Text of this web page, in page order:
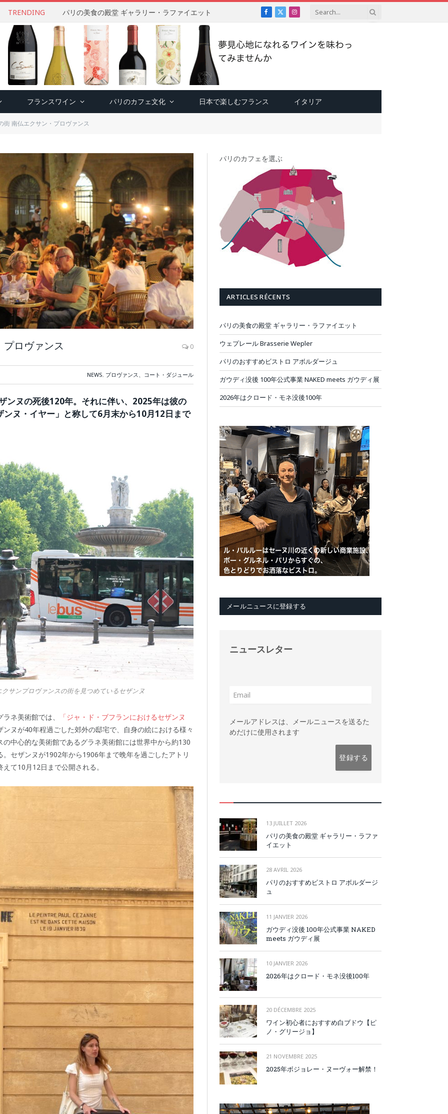
TRENDING パリの美食の殿堂 ギャラリー・ラファイエット Facebook
X
Instagram
フランスワイン パリのカフェ文化 日本で楽しむフランス イタリア
街 南仏エクサン・プロヴァンス
ロヴァンス 0
NEWS, プロヴァンス、コート・ダジュール
ンヌの死後120年。それに伴い、2025年は彼の
ヌ・イヤー」と称して6月末から10月12日まで
サンプロヴァンスの街を見つめているセザンヌ
ネ美術館では、
「ジャ・ド・ブフランにおけるセザンヌ
ンヌが40年程過ごした郊外の邸宅で、自身の絵における様々
中心的な美術館であるグラネ美術館には世界中から約130
セザンヌが1902年から1906年まで晩年を過ごしたアトリ
て10月12日まで公開される。
パリのカフェを選ぶ
ARTICLES RÉCENTS
パリの美食の殿堂 ギャラリー・ラファイエット
ウェプレール Brasserie Wepler
パリのおすすめビストロ アボルダージュ
ガウディ没後 100年公式事業 NAKED meets ガウディ展
2026年はクロード・モネ没後100年
メールニュースに登録する
ニュースレター
メールアドレスは、メールニュースを送るた
めだけに使用されます
13 JUILLET 2026
パリの美食の殿堂 ギャラリー・ラファ
イエット
28 AVRIL 2026
パリのおすすめビストロ アボルダージ
ュ
11 JANVIER 2026
ガウディ没後 100年公式事業 NAKED
meets ガウディ展
10 JANVIER 2026
2026年はクロード・モネ没後100年
20 DÉCEMBRE 2025
ワイン初心者におすすめ白ブドウ【ピ
ノ・グリージョ】
21 NOVEMBRE 2025
2025年ボジョレー・ヌーヴォー解禁！